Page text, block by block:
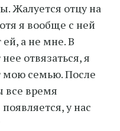
Жалуется отцу на
я вообще с ней
а не мне. В
отвязаться, я
мою семью. После
все время
у нас